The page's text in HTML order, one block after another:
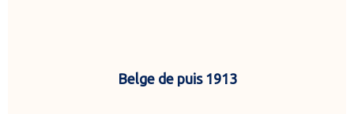
Belge de puis 1913